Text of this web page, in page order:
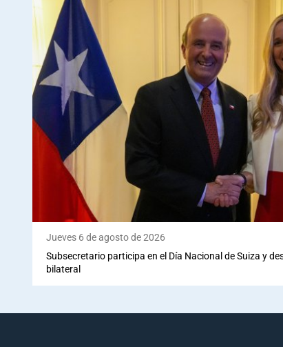
Jueves 6 de agosto de 2026
Subsecretario participa en el Día Nacional de Suiza y
bilateral